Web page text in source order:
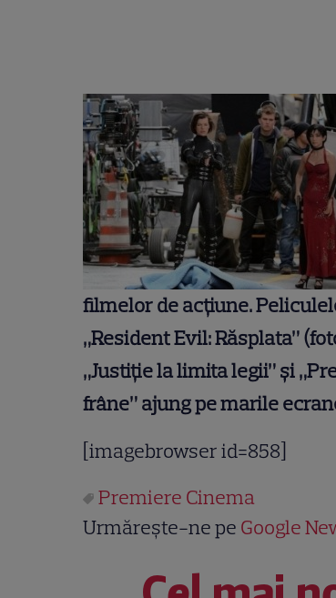
filmelor de acţiune.
„Resident Evil: Răsplata”
„Justiţie la limita legii” şi
frâne” ajung pe marile
[imagebrowser id=858]
Premiere Cinema
Urmărește-ne pe Google